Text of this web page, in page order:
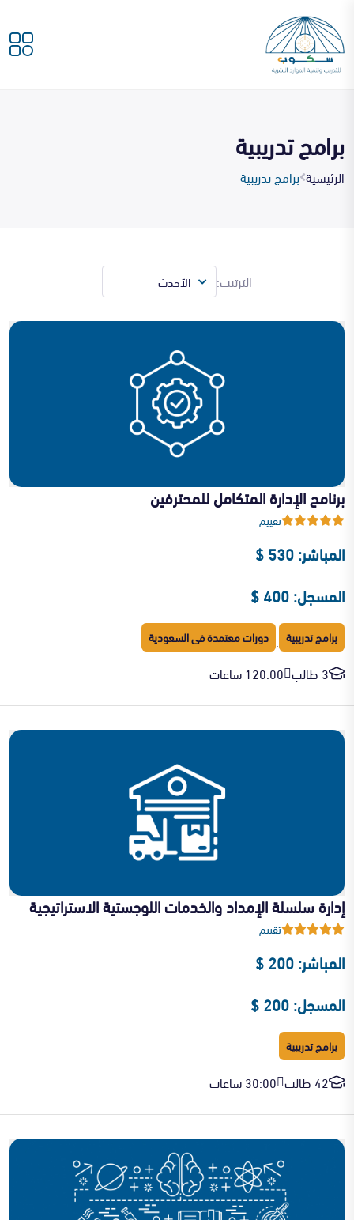
برامج تدريبية
الرئيسية برامج تدريبية
الترتيب:
برنامج الإدارة المتكامل للمحترفين
تقييم
المباشر: 530 $
المسجل: 400 $
برامج تدريبية · دورات معتمدة فى السعودية
3 طالب 120:00 ساعات
إدارة سلسلة الإمداد والخدمات اللوجستية الاستراتيجية
تقييم
المباشر: 200 $
المسجل: 200 $
برامج تدريبية
42 طالب 30:00 ساعات